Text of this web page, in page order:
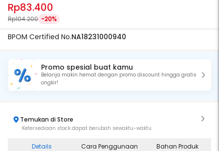
Rp83.400
Rp104.200 -20%
BPOM Certified No.NA18231000940
Promo spesial buat kamu
Belanja makin hemat dengan promo discount hingga gratis
ongkir!
Temukan di Store
Ketersediaan stock dapat berubah sewaktu-waktu
Details Cara Penggunaan Bahan Produk